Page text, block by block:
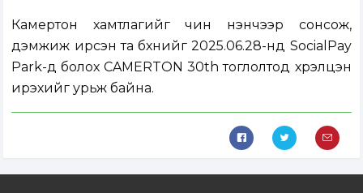
Камертон хамтлагийг чин үнэнчээр сонсож,
дэмжиж ирсэн та бүхнийг2025.06.28-нд SocialPay
Park-д болох CAMERTON 30th тоглолтод хүрэлцэн
ирэхийг урьж байна.